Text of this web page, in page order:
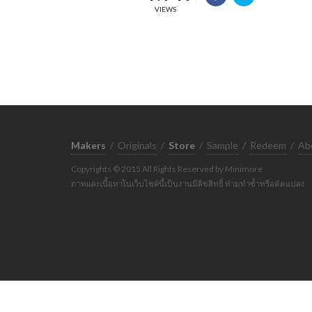
VIEWS
Makers / Originals / Store / Sample / Redeem /
Copyrights © 2015 All Rights Reserved by Minimore
ภาพและเนื้อหาในเว็บไซต์นี้เป็นงานมีลิขสิทธิ์ ห้ามทำซ้ำหรือดัดแปลง